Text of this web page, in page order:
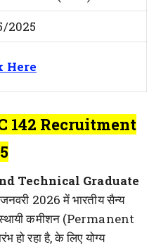
2025
Here
142 Recruitment
Technical Graduate
2026 में भारतीय सैन्य
कमीशन (Permanent
रहा है, के लिए योग्य